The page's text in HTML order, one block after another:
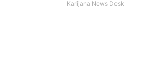
Karijana News Desk